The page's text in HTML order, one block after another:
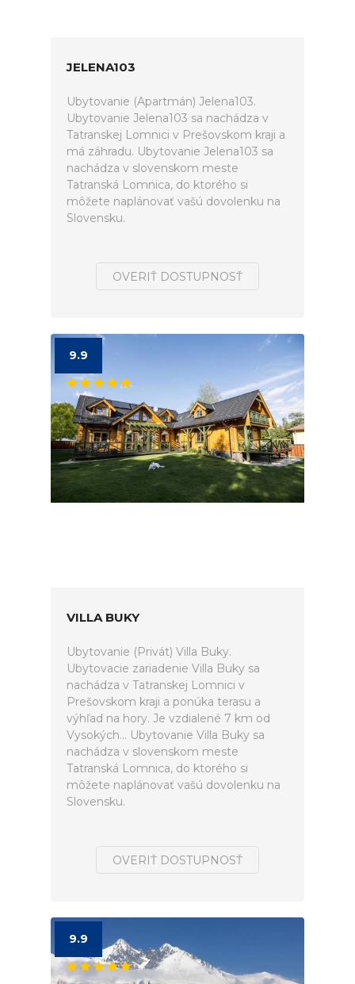
JELENA103
Ubytovanie (Apartmán) Jelena103.
Ubytovanie Jelena103 sa nachádza v
Tatranskej Lomnici v Prešovskom kraji a
má záhradu. Ubytovanie Jelena103 sa
nachádza v slovenskom meste
Tatranská Lomnica, do ktorého si
môžete naplánovať vašú dovolenku na
Slovensku.
OVERIŤ DOSTUPNOSŤ
9.9
VILLA BUKY
Ubytovanie (Privát) Villa Buky.
Ubytovacie zariadenie Villa Buky sa
nachádza v Tatranskej Lomnici v
Prešovskom kraji a ponúka terasu a
výhľad na hory. Je vzdialené 7 km od
Vysokých... Ubytovanie Villa Buky sa
nachádza v slovenskom meste
Tatranská Lomnica, do ktorého si
môžete naplánovať vašú dovolenku na
Slovensku.
OVERIŤ DOSTUPNOSŤ
9.9